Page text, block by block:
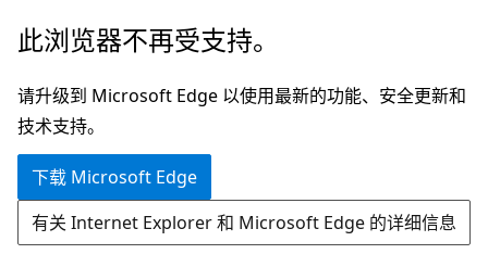
跳
主
要
内
此浏览器不再受支持。
请升级到 Microsoft Edge 以使用最新的功能、安全更新和
技术支持。
下载 Microsoft Edge
有关 Internet Explorer 和 Microsoft Edge 的详细信息